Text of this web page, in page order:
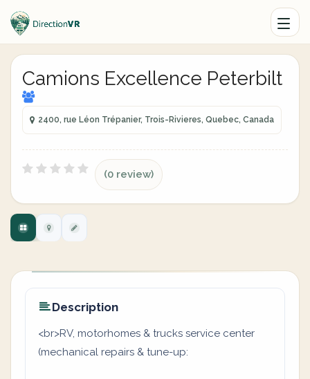
Camions Excellence Peterbilt
2400, rue Léon Trépanier, Trois-Rivieres, Quebec, Canada
(0 review)
Description
<br>RV, motorhomes & trucks service center
(mechanical repairs & tune-up: